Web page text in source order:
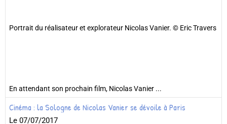
Portrait du réalisateur et explorateur Nicolas Vanier. © Eric Travers
En attendant son prochain film, Nicolas Vanier ...
Cinéma : la Sologne de Nicolas Vanier se dévoile à Paris
Le 07/07/2017